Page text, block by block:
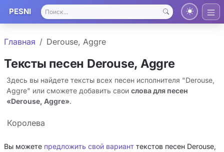
PESNI
Главная Derouse, Aggre
Тексты песен Derouse, Aggre
Здесь вы найдете тексты всех песен исполнителя "Derouse,
Aggre" или сможете добавить свои слова для песен
«Derouse, Aggre».
Королева
Вы можете предложить свой вариант текстов песен Derouse,